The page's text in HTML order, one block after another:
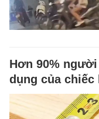
Hơn 90%
dụng của